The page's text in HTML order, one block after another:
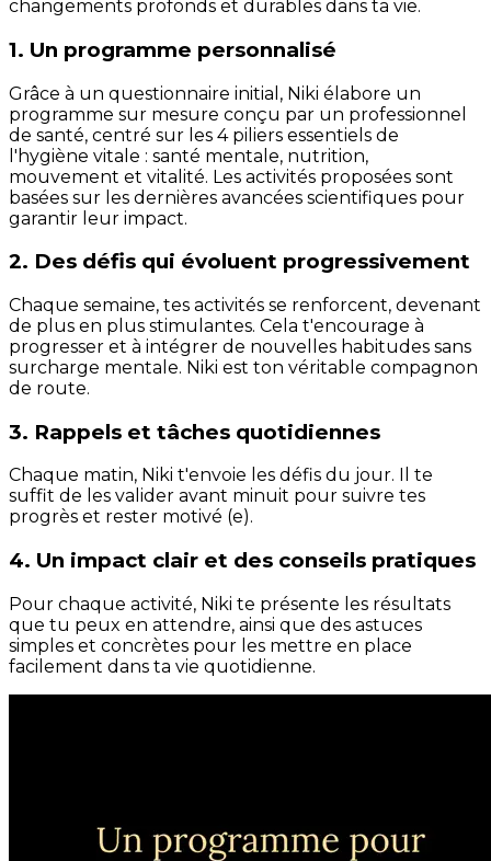
changements profonds et durables dans ta vie.
1. Un programme personnalisé
Grâce à un questionnaire initial, Niki élabore un
programme sur mesure conçu par un professionnel
de santé, centré sur les 4 piliers essentiels de
l'hygiène vitale : santé mentale, nutrition,
mouvement et vitalité. Les activités proposées sont
basées sur les dernières avancées scientifiques pour
garantir leur impact.
2. Des défis qui évoluent progressivement
Chaque semaine, tes activités se renforcent, devenant
de plus en plus stimulantes. Cela t'encourage à
progresser et à intégrer de nouvelles habitudes sans
surcharge mentale. Niki est ton véritable compagnon
de route.
3. Rappels et tâches quotidiennes
Chaque matin, Niki t'envoie les défis du jour. Il te
suffit de les valider avant minuit pour suivre tes
progrès et rester motivé (e).
4. Un impact clair et des conseils pratiques
Pour chaque activité, Niki te présente les résultats
que tu peux en attendre, ainsi que des astuces
simples et concrètes pour les mettre en place
facilement dans ta vie quotidienne.